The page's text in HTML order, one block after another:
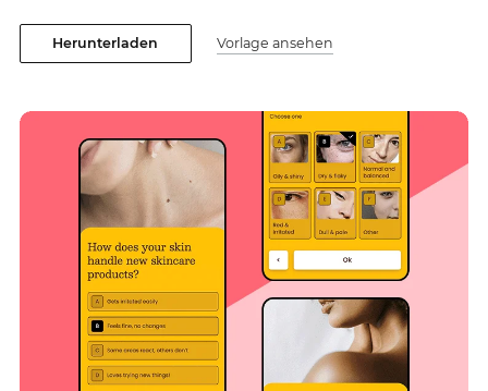
Herunterladen Vorlage ansehen